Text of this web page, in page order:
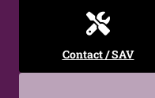
Type de forme
Fermoir
Contact / SAV